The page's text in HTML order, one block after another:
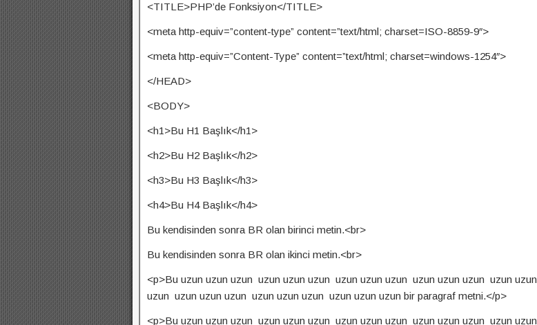
<TITLE>PHP’de Fonksiyon</TITLE>
<meta http-equiv=”content-type” content=”text/html; charset=ISO-8859-9″>
<meta http-equiv=”Content-Type” content=”text/html; charset=windows-1254″>
</HEAD>
<BODY>
<h1>Bu H1 Başlık</h1>
<h2>Bu H2 Başlık</h2>
<h3>Bu H3 Başlık</h3>
<h4>Bu H4 Başlık</h4>
Bu kendisinden sonra BR olan birinci metin.<br>
Bu kendisinden sonra BR olan ikinci metin.<br>
<p>Bu uzun uzun uzun uzun uzun uzun uzun uzun uzun uzun uzun uzun uzun uzun
uzun uzun uzun uzun uzun uzun uzun uzun uzun uzun bir paragraf metni.</p>
<p>Bu uzun uzun uzun uzun uzun uzun uzun uzun uzun uzun uzun uzun uzun uzun